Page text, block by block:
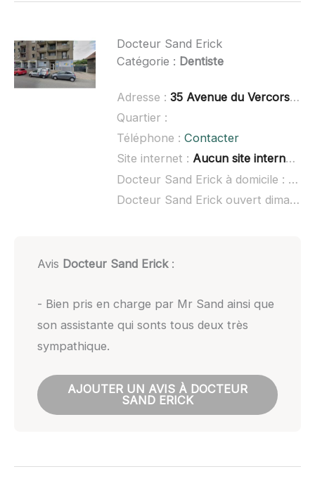
Docteur Sand Erick
Catégorie : Dentiste
Adresse : 35 Avenue du Vercors, 38600 Fontaine
Quartier :
Téléphone : Contacter
Site internet : Aucun site internet connu
Docteur Sand Erick à domicile :
non
Docteur Sand Erick ouvert dimanche :
Avis Docteur Sand Erick:
- Bien pris en charge par Mr Sand ainsi que
son assistante qui sonts tous deux très
sympathique.
AJOUTER UN AVIS À DOCTEUR
SAND ERICK